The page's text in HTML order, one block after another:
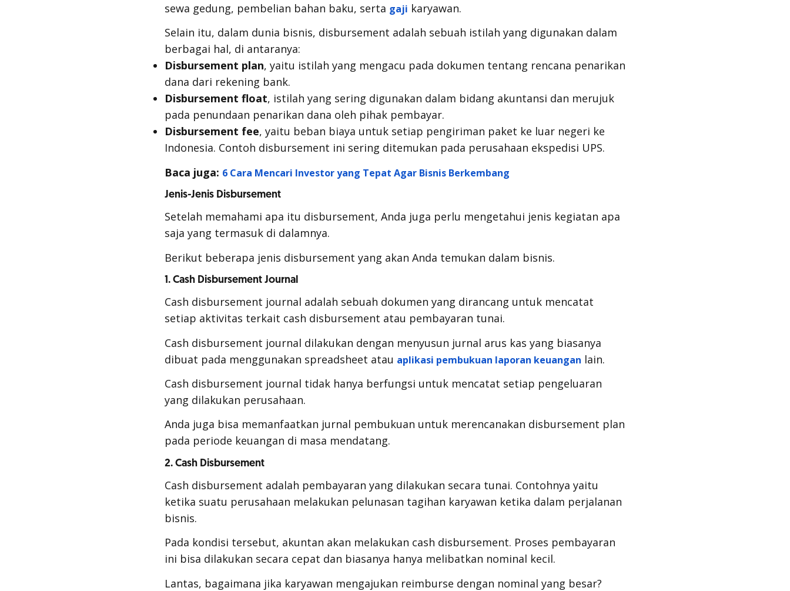
sewa gedung, pembelian bahan baku, serta gaji karyawan.
Selain itu, dalam dunia bisnis, disbursement adalah sebuah istilah yang digunakan dalam
berbagai hal, di antaranya:
Disbursement plan, yaitu istilah yang mengacu pada dokumen tentang rencana penarikan
dana dari rekening bank.
Disbursement float, istilah yang sering digunakan dalam bidang akuntansi dan merujuk
pada penundaan penarikan dana oleh pihak pembayar.
Disbursement fee, yaitu beban biaya untuk setiap pengiriman paket ke luar negeri ke
Indonesia. Contoh disbursement ini sering ditemukan pada perusahaan ekspedisi UPS.
Baca juga: 6 Cara Mencari Investor yang Tepat Agar Bisnis Berkembang
Jenis-Jenis Disbursement
Setelah memahami apa itu disbursement, Anda juga perlu mengetahui jenis kegiatan apa
saja yang termasuk di dalamnya.
Berikut beberapa jenis disbursement yang akan Anda temukan dalam bisnis.
1. Cash Disbursement Journal
Cash disbursement journal adalah sebuah dokumen yang dirancang untuk mencatat
setiap aktivitas terkait cash disbursement atau pembayaran tunai.
Cash disbursement journal dilakukan dengan menyusun jurnal arus kas yang biasanya
dibuat pada menggunakan spreadsheet atau aplikasi pembukuan laporan keuangan lain.
Cash disbursement journal tidak hanya berfungsi untuk mencatat setiap pengeluaran
yang dilakukan perusahaan.
Anda juga bisa memanfaatkan jurnal pembukuan untuk merencanakan disbursement plan
pada periode keuangan di masa mendatang.
2. Cash Disbursement
Cash disbursement adalah pembayaran yang dilakukan secara tunai. Contohnya yaitu
ketika suatu perusahaan melakukan pelunasan tagihan karyawan ketika dalam perjalanan
bisnis.
Pada kondisi tersebut, akuntan akan melakukan cash disbursement. Proses pembayaran
ini bisa dilakukan secara cepat dan biasanya hanya melibatkan nominal kecil.
Lantas, bagaimana jika karyawan mengajukan reimburse dengan nominal yang besar?